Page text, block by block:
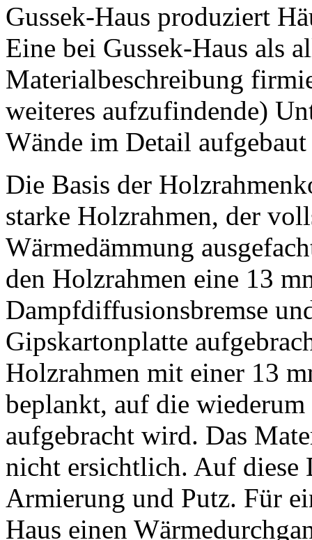
Gussek-Haus produziert
Eine bei Gussek-Haus als
Materialbeschreibung
weiteres aufzufindende)
Wände im Detail
Die Basis der
starke Holzrahmen, der
Wärmedämmung
den Holzrahmen eine 13
Dampfdiffusionsbremse
Gipskartonplatte
Holzrahmen mit einer 13
beplankt, auf die
aufgebracht wird. Das
nicht ersichtlich. Auf diese
Armierung und Putz. Für
Haus einen